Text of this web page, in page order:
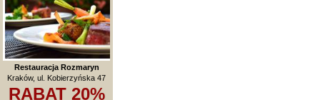
Restauracja Rozmaryn
Kraków, ul. Kobierzyńska 47
RABAT 20%